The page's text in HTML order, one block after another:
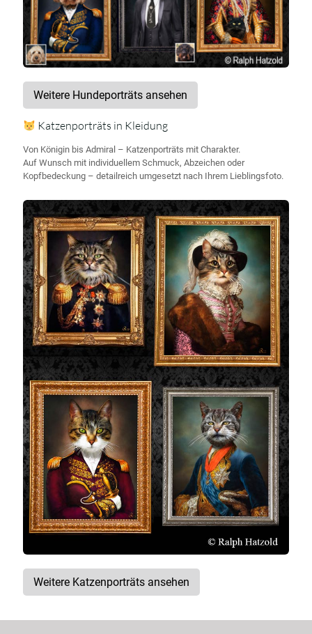
Weitere Hundeporträts ansehen
Katzenporträts in Kleidung
Von Königin bis Admiral – Katzenporträts mit Charakter.
Auf Wunsch mit individuellem Schmuck, Abzeichen oder
Kopfbedeckung – detailreich umgesetzt nach Ihrem Lieblingsfoto.
Weitere Katzenporträts ansehen